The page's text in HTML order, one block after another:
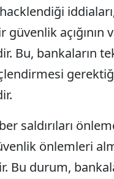
açığının
Bu, bankaların
saldırıları
önlemleri
Bu durum,